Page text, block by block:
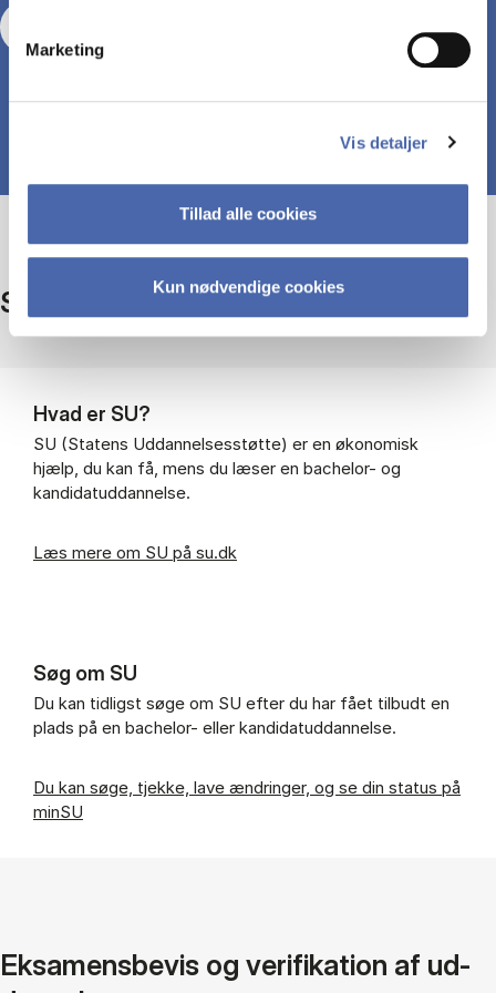
Marketing
Vis detaljer
Tillad alle cookies
Kun nødvendige cookies
SU
Hvad er SU?
SU (Statens Uddannelsesstøtte) er en økonomisk
hjælp, du kan få, mens du læser en bachelor- og
kandidatuddannelse.
Læs mere om SU på su.dk
Søg om SU
Du kan tidligst søge om SU efter du har fået tilbudt en
plads på en bachelor- eller kandidatuddannelse.
Du kan søge, tjekke, lave ændringer, og se din status på
minSU
Ek­sa­mens­be­vis og ve­ri­fi­ka­tion af ud­